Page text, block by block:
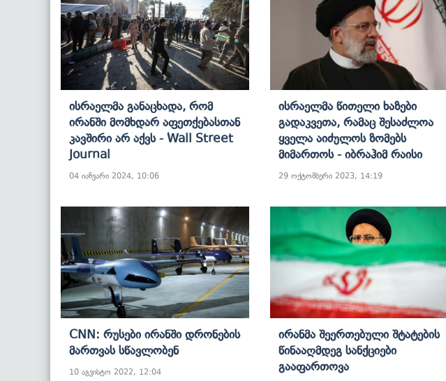
Ისრაელმა Განაცხადა, Რომ
Ირანში Მომხდარ Აფეთქებასთან
Კავშირი Არ Აქვს - Wall Street
Journal
04 იანვარი 2024, 10:06
Ისრაელმა Წითელი Ხაზები
Გადაკვეთა, Რამაც Შესაძლოა
Ყველა Აიძულოს Ზომებს
Მიმართოს - Იბრაჰიმ Რაისი
29 ოქტომბერი 2023, 14:19
CNN: Რუსები Ირანში Დრონების
Მართვას Სწავლობენ
10 აგვისტო 2022, 12:04
Ირანმა Შეერთებული Შტატების
Წინააღმდეგ Სანქციები
Გააფართოვა